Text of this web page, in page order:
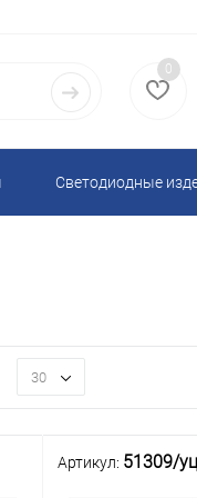
0
Светодиодные
30
Артикул: 51309/уц